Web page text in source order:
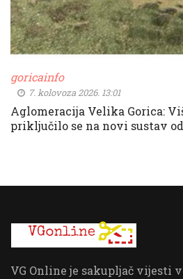
goricainfo
7. kolovoza 2026. 13:01
Aglomeracija Velika Gorica:
priključilo se na novi sustav
VG Online je sakupljač vijesti